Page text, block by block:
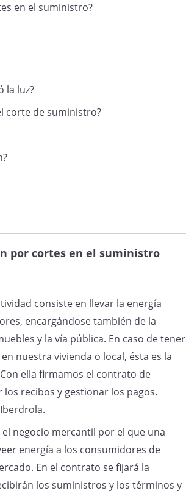
eléctrico supone un
asumido en el contrato, en
del mismo.
la concurrencia de causa
y Usuarios,y
la mera interrupción del
pago y que no he recibido,
del recibo del período en
que solicito me sea
al próximo periodo.
en el suministro?
la luz?
corte de suministro?
por cortes en el suministro
consiste en llevar la energía
encargándose también de la
y la vía pública. En caso de tener
nuestra vivienda o local, ésta es la
ella firmamos el contrato de
recibos y gestionar los pagos.
negocio mercantil por el que una
energía a los consumidores de
En el contrato se fijará la
los suministros y los términos y